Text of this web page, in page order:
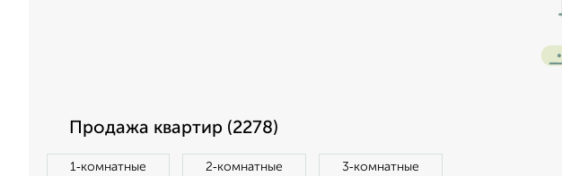
Продажа квартир (2278)
1‑комнатные 2‑комнатные 3‑комнатные